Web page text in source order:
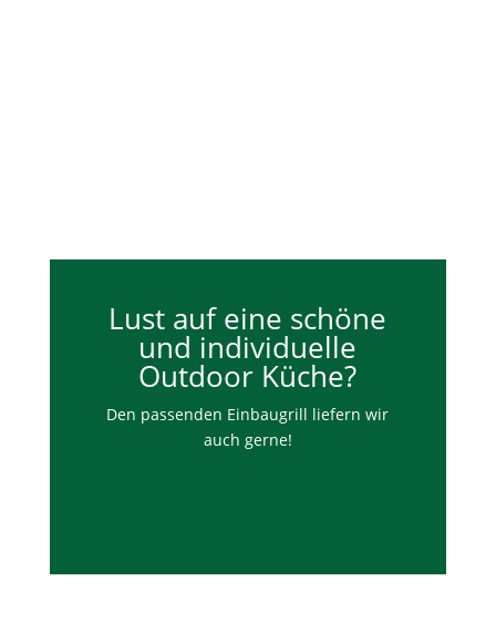
Lust auf eine schöne
und individuelle
Outdoor Küche?
Den passenden Einbaugrill liefern wir
auch gerne!